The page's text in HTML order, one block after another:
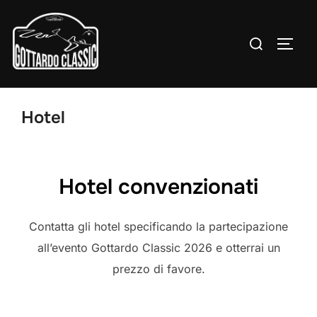
Inhalten
springen
Suchen
Hotel
Hotel convenzionati
Contatta gli hotel specificando la partecipazione
all’evento Gottardo Classic 2026 e otterrai un
prezzo di favore.